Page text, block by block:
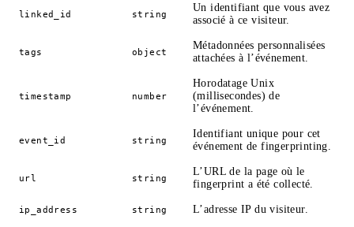
linked_id string
Un identifiant que vous avez
associé à ce visiteur.
tags object
Métadonnées personnalisées
attachées à l’événement.
timestamp number
Horodatage Unix
(millisecondes) de
l’événement.
event_id string
Identifiant unique pour cet
événement de fingerprinting.
url string
L’URL de la page où le
fingerprint a été collecté.
ip_address string L’adresse IP du visiteur.